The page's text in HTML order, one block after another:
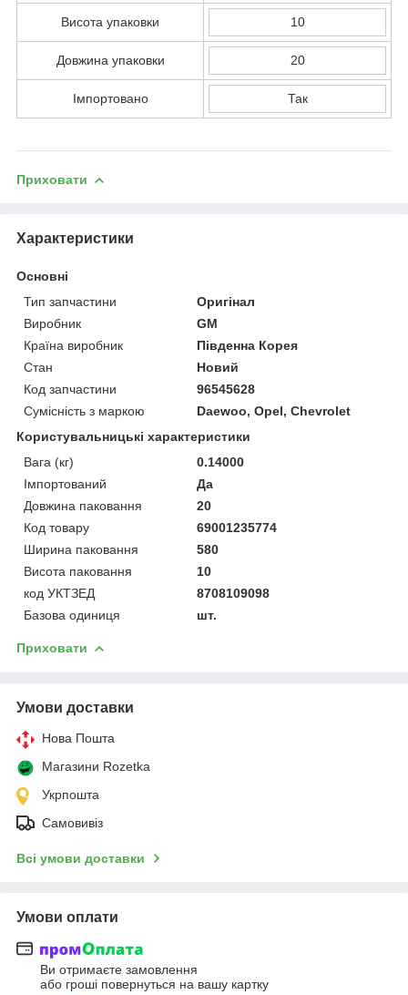
Висота упаковки 10
Довжина упаковки 20
Імпортовано Так
Приховати
Характеристики
Основні
Тип запчастини
Оригінал
Виробник
GM
Країна виробник
Південна Корея
Стан
Новий
Код запчастини
96545628
Сумісність з маркою
Daewoo, Opel, Chevrolet
Користувальницькі характеристики
Вага (кг)
0.14000
Імпортований
Да
Довжина паковання
20
Код товару
69001235774
Ширина паковання
580
Висота паковання
10
код УКТЗЕД
8708109098
Базова одиниця
шт.
Приховати
Умови доставки
Нова Пошта
Магазини Rozetka
Укрпошта
Самовивіз
Всі умови доставки
Умови оплати
Ви отримаєте замовлення
або гроші повернуться на вашу картку